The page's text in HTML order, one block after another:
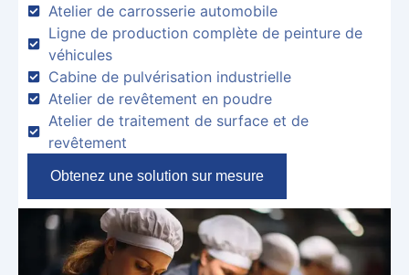
Atelier de carrosserie automobile
Ligne de production complète de peinture de
véhicules
Cabine de pulvérisation industrielle
Atelier de revêtement en poudre
Atelier de traitement de surface et de
revêtement
Obtenez une solution sur mesure